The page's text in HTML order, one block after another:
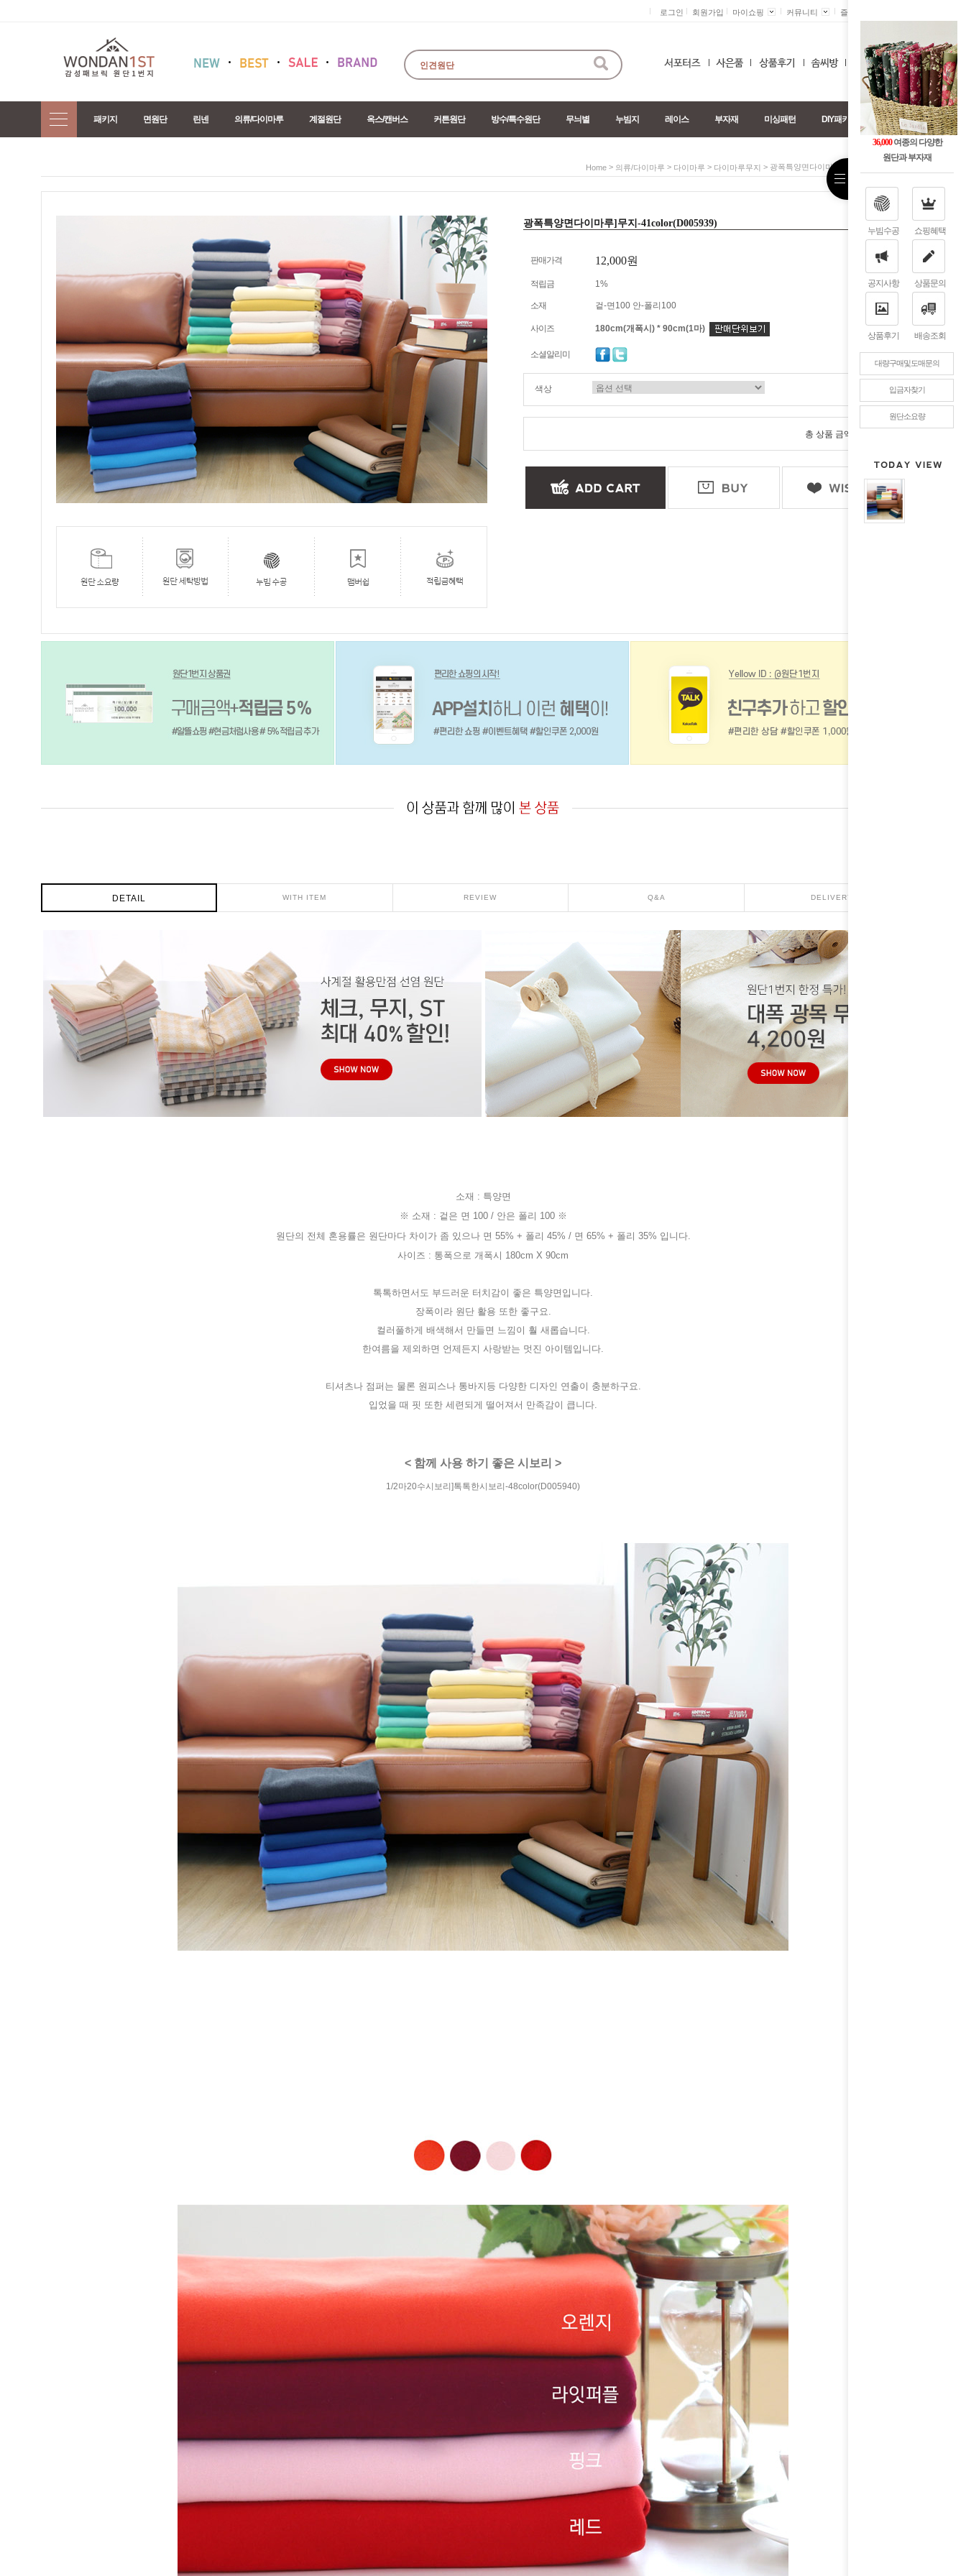
36,000여종의 다양한
원단과 부자재
누빔수공 쇼핑혜택
공지사항 상품문의
상품후기 배송조회
대량구매및도매문의
입금자찾기
원단소요량
로그인 회원가입 마이쇼핑 커뮤니티 즐겨찾기 +
0
패키지 면원단 린넨 의류/다이마루 계절원단 옥스/캔버스 커튼원단 방수/특수원단 무늬별 누빔지 레이스 부자재 미싱패턴 DIY패키지
Home > 의류/다이마루 > 다이마루 > 다이마루무지 > 광폭특양면다이마루]무지-41color(D005939)
광폭특양면다이마루]무지-41color(D005939)
판매가격 12,000원
적립금 1%
소재 겉-면100 안-폴리100
사이즈 180cm(개폭시) * 90cm(1마)
소셜알리미
색상
총 상품 금액
DETAIL WITH ITEM REVIEW Q&A DELIVERY
소재 : 특양면
※ 소재 : 겉은 면 100 / 안은 폴리 100 ※
원단의 전체 혼용률은 원단마다 차이가 좀 있으나 면 55% + 폴리 45% / 면 65% + 폴리 35% 입니다.
사이즈 : 통폭으로 개폭시 180cm X 90cm
톡톡하면서도 부드러운 터치감이 좋은 특양면입니다.
장폭이라 원단 활용 또한 좋구요.
컬러풀하게 배색해서 만들면 느낌이 훨 새롭습니다.
한여름을 제외하면 언제든지 사랑받는 멋진 아이템입니다.
티셔츠나 점퍼는 물론 원피스나 통바지등 다양한 디자인 연출이 충분하구요.
입었을 때 핏 또한 세련되게 떨어져서 만족감이 큽니다.
< 함께 사용 하기 좋은 시보리 >
1/2마20수시보리]톡톡한시보리-48color(D005940)